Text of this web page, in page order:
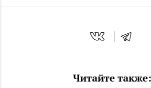
Читайте также: